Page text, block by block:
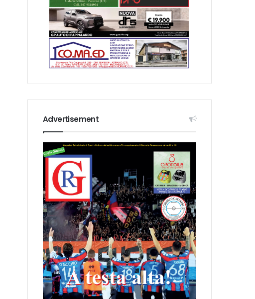
Advertisement